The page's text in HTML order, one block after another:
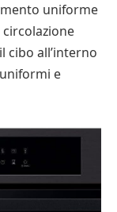
uniforme
cibo all’interno
e